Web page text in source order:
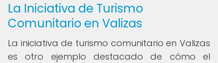
La Iniciativa de Turismo
Comunitario en Valizas
La iniciativa de turismo comunitario en Valizas
es otro ejemplo destacado de cómo el